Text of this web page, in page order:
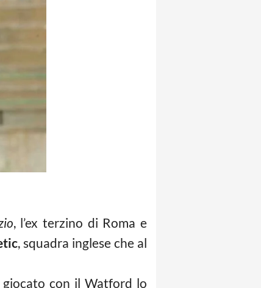
, l’ex terzino di Roma e
, squadra inglese che al
giocato con il Watford lo